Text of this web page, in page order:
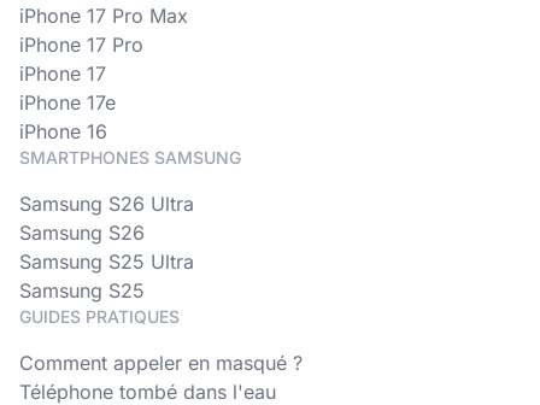
iPhone 17 Pro Max
iPhone 17 Pro
iPhone 17
iPhone 17e
iPhone 16
SMARTPHONES SAMSUNG
Samsung S26 Ultra
Samsung S26
Samsung S25 Ultra
Samsung S25
GUIDES PRATIQUES
Comment appeler en masqué ?
Téléphone tombé dans l'eau